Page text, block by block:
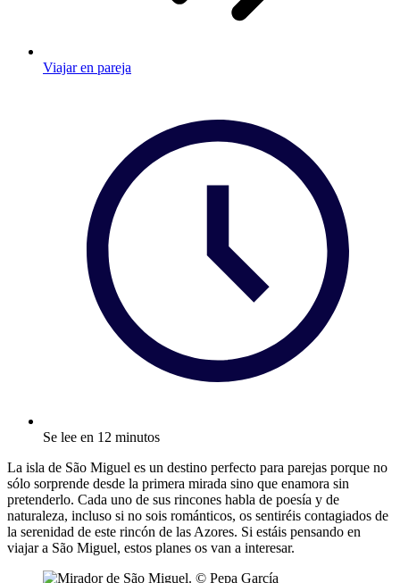
Viajar en pareja
Se lee en 12 minutos
La isla de São Miguel es un destino perfecto para parejas porque no
sólo sorprende desde la primera mirada sino que enamora sin
pretenderlo. Cada uno de sus rincones habla de poesía y de
naturaleza, incluso si no sois románticos, os sentiréis contagiados de
la serenidad de este rincón de las Azores. Si estáis pensando en
viajar a São Miguel, estos planes os van a interesar.